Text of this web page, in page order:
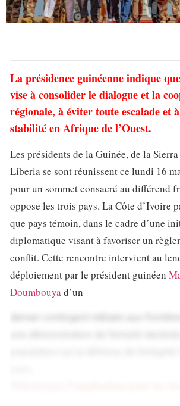
La présidence guinéenne indique
vise à consolider le dialogue et la
régionale, à éviter toute escalade et
stabilité en Afrique de l’Ouest.
Les présidents de la Guinée, de la
Liberia se sont réunissent ce lundi 16
pour un sommet consacré au différend
oppose les trois pays. La Côte d’Ivoire
que pays témoin, dans le cadre d’une
diplomatique visant à favoriser un
conflit. Cette rencontre intervient au
déploiement par le président guinéen
Doumbouyad’un